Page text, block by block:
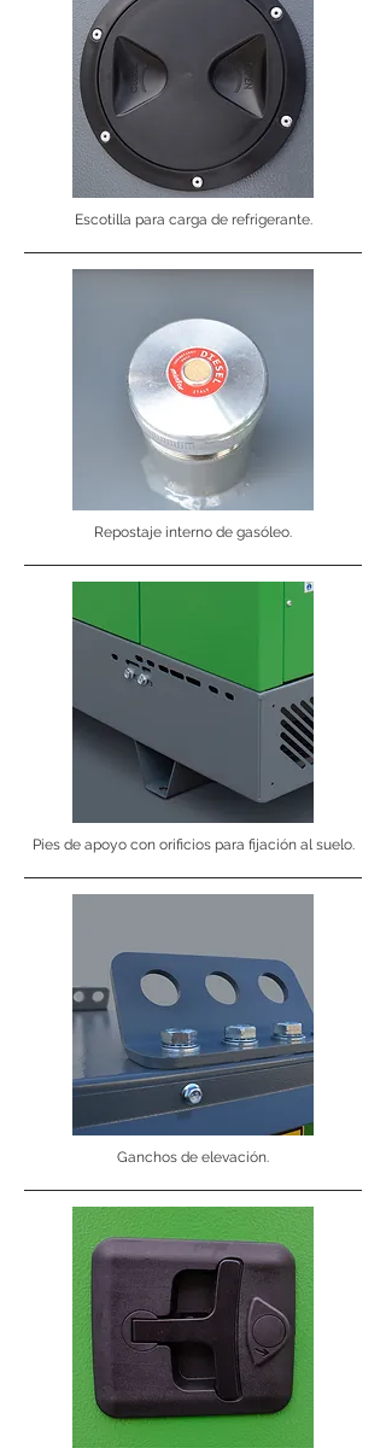
Escotilla para carga de refrigerante.
Repostaje interno de gasóleo.
Pies de apoyo con orificios para fijación al suelo.
Ganchos de elevación.